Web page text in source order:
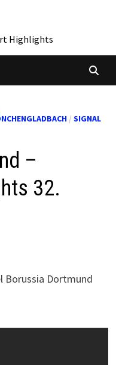
Highlights
/ SIGNAL
–
32.
Borussia Dortmund